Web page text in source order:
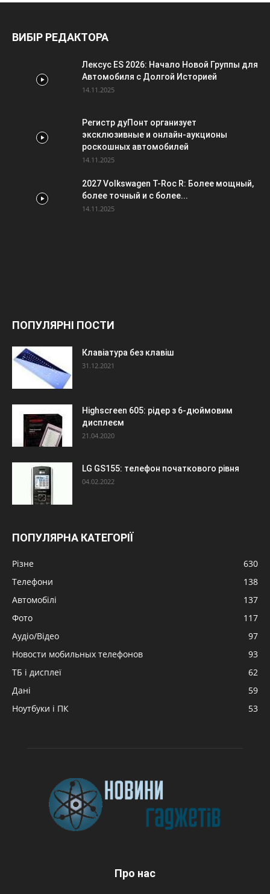
ВИБІР РЕДАКТОРА
Лексус ES 2026: Начало Новой Группы для
Автомобиля с Долгой Историей
14.11.2025
Регистр дуПонт организует
эксклюзивные и онлайн-аукционы
роскошных автомобилей
14.11.2025
2027 Volkswagen T-Roc R: Более мощный,
более точный и с более...
14.11.2025
ПОПУЛЯРНІ ПОСТИ
Клавіатура без клавіш
31.12.2021
Highscreen 605: рідер з 6-дюймовим
дисплеєм
21.04.2020
LG GS155: телефон початкового рівня
04.02.2022
ПОПУЛЯРНА КАТЕГОРІЇ
Різне
630
Телефони
138
Автомобілі
137
Фото
117
Аудіо/Відео
97
Новости мобильных телефонов
93
ТБ і дисплеї
62
Дані
59
Ноутбуки і ПК
53
Про нас